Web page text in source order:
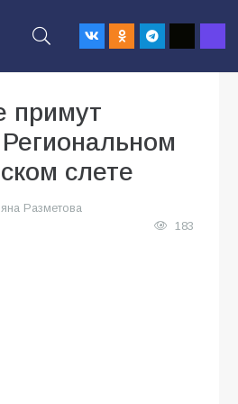
примут
слете
Разметова
183